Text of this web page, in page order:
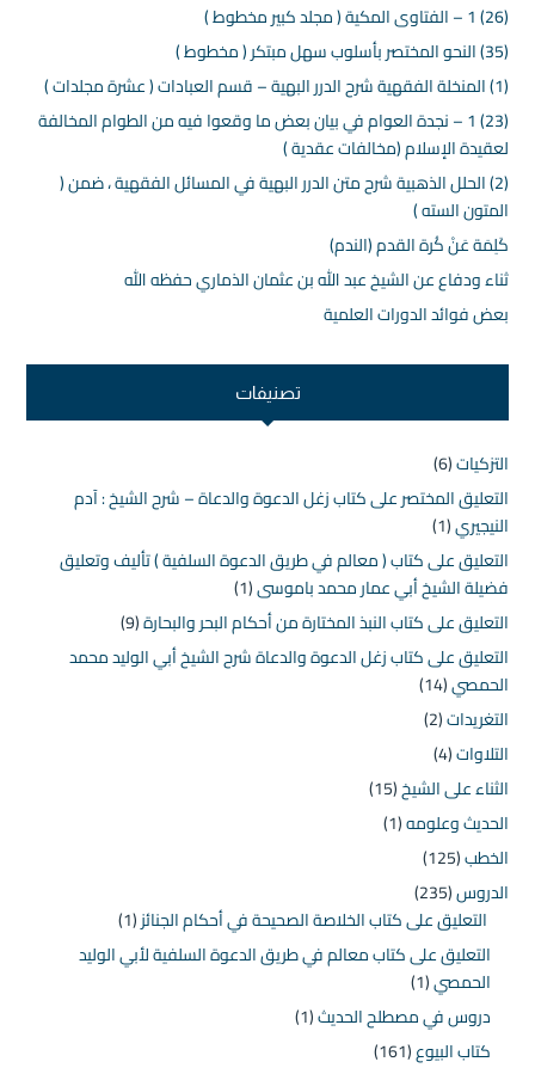
(26) 1 – الفتاوى المكية ( مجلد كبير مخطوط )
(35) النحو المختصر بأسلوب سهل مبتكر ( مخطوط )
(1) المنخلة الفقهية شرح الدرر البهية – قسم العبادات ( عشرة مجلدات )
(23) 1 – نجدة العوام في بيان بعض ما وقعوا فيه من الطوام المخالفة
لعقيدة الإسلام (مخالفات عقدية )
(2) الحلل الذهبية شرح متن الدرر البهية في المسائل الفقهية ، ضمن (
المتون السته )
كَلِمَة عَنْ كُرة القدم (الندم)
ثناء ودفاع عن الشيخ عبد الله بن عثمان الذماري حفظه الله
بعض فوائد الدورات العلمية
تصنيفات
التزكيات(6)
التعليق المختصر على كتاب زغل الدعوة والدعاة – شرح الشيخ : آدم
النيجيري(1)
التعليق على كتاب ( معالم في طريق الدعوة السلفية ) تأليف وتعليق
فضيلة الشيخ أبي عمار محمد باموسى(1)
التعليق على كتاب النبذ المختارة من أحكام البحر والبحارة(9)
التعليق على كتاب زغل الدعوة والدعاة شرح الشيخ أبي الوليد محمد
الحمصي(14)
التغريدات(2)
التلاوات(4)
الثناء على الشيخ(15)
الحديث وعلومه(1)
الخطب(125)
الدروس(235)
التعليق على كتاب الخلاصة الصحيحة في أحكام الجنائز(1)
التعليق على كتاب معالم في طريق الدعوة السلفية لأبي الوليد
الحمصي(1)
دروس في مصطلح الحديث(1)
كتاب البيوع(161)